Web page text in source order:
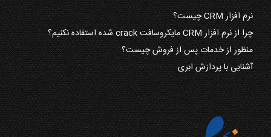
نرم افزار CRM چیست؟
چرا از نرم افزار CRM مایکروسافت crack شده استفاده نکنیم؟
منظور از خدمات پس از فروش چیست؟
آشنایی با پردازش ابری